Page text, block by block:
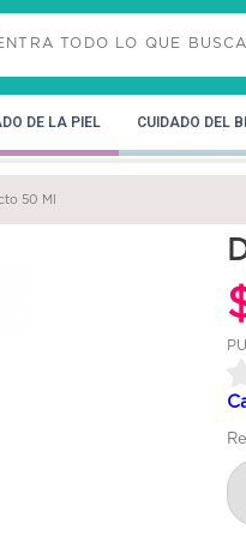
DE LA PIEL CUIDADO DEL
50 Ml